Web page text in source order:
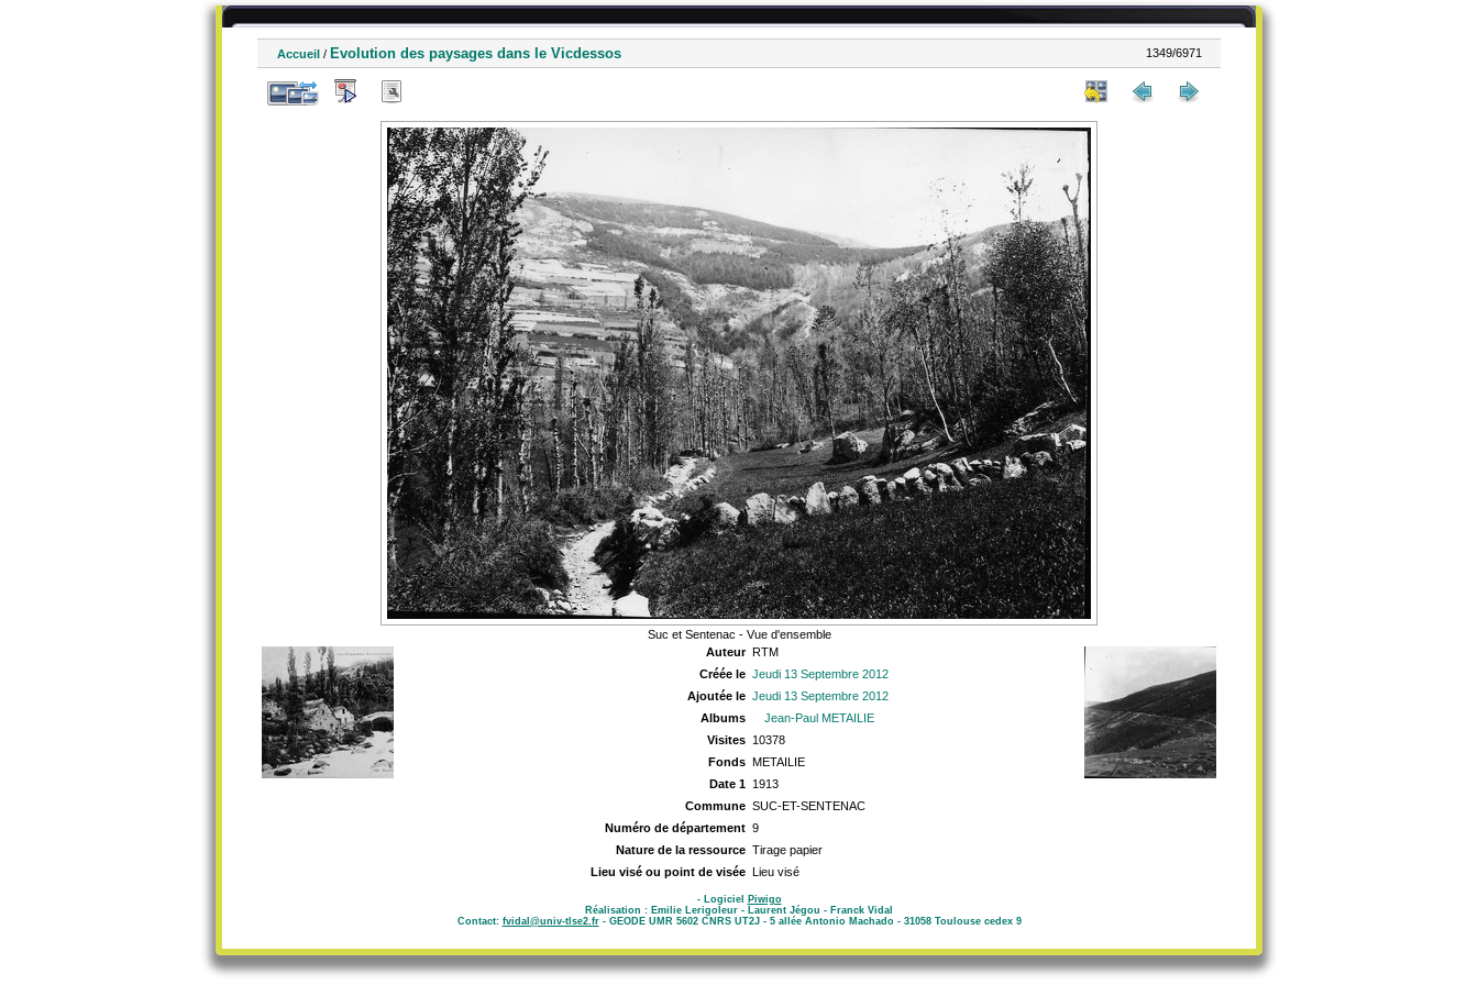
Accueil / Evolution des paysages dans le Vicdessos 1349/6971
Suc et Sentenac - Vue d'ensemble
Auteur RTM
Créée le Jeudi 13 Septembre 2012
Ajoutée le Jeudi 13 Septembre 2012
Albums
Jean-Paul METAILIE
Visites 10378
Fonds METAILIE
Date 1 1913
Commune SUC-ET-SENTENAC
Numéro de département 9
Nature de la ressource Tirage papier
Lieu visé ou point de visée Lieu visé
- Logiciel
Piwigo
Réalisation : Emilie Lerigoleur - Laurent Jégou - Franck Vidal
Contact: fvidal@univ-tlse2.fr- GEODE UMR 5602 CNRS UT2J - 5 allée Antonio Machado - 31058 Toulouse cedex 9